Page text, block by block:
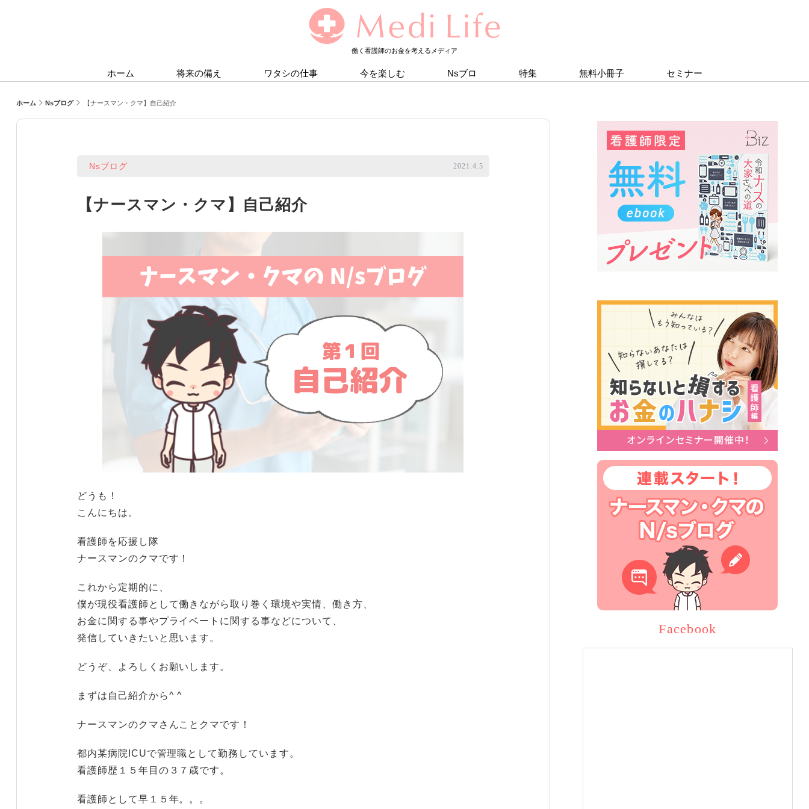
働く看護師のお金を考えるメディア
ホーム 将来の備え ワタシの仕事 今を楽しむ Nsブロ 特集 無料小冊子 セミナー
ホーム Nsブログ 【ナースマン・クマ】自己紹介
2021.4.5
Nsブログ
【ナースマン・クマ】自己紹介
どうも！
こんにちは。
看護師を応援し隊
ナースマンのクマです！
これから定期的に、
僕が現役看護師として働きながら取り巻く環境や実情、働き方、
お金に関する事やプライベートに関する事などについて、
発信していきたいと思います。
どうぞ、よろしくお願いします。
まずは自己紹介から^ ^
ナースマンのクマさんことクマです！
都内某病院ICUで管理職として勤務しています。
看護師歴１５年目の３７歳です。
看護師として早１５年。。。
Facebook